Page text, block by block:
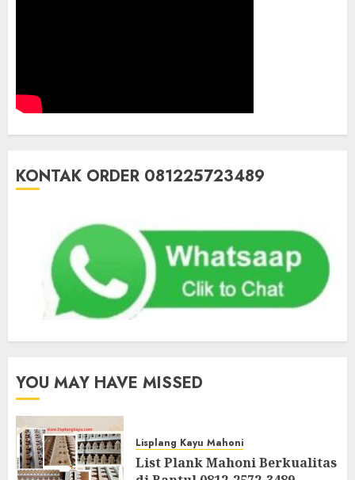
KONTAK ORDER 081225723489
YOU MAY HAVE MISSED
Lisplang Kayu Mahoni
List Plank Mahoni Berkualitas